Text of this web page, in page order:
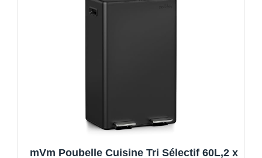
mVm Poubelle Cuisine Tri Sélectif 60L,2 x